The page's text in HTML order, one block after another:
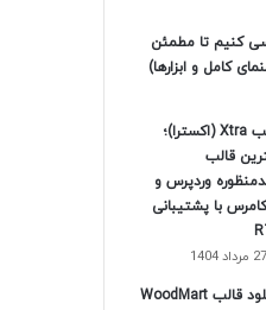
کنیم تا مطمئن
کامل و ابزارها)
قالب Xtra (اکسترا)؛
قالب
وردپرس و
با پشتیبانی
27 مرداد 1404
دانلود قالب WoodMart